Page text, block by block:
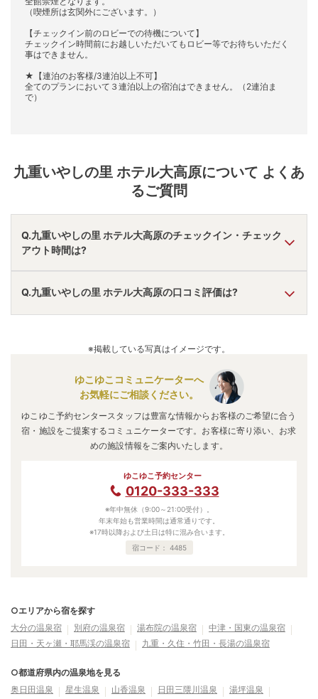
（喫煙所は玄関外にございます。）
【チェックイン前のロビーでの待機について】
チェックイン時間前にお越しいただいてもロビー等でお待ちいただく
事はできません。
★【連泊のお客様/3連泊以上不可】
全てのプランにおいて３連泊以上の宿泊はできません。（2連泊ま
で）
九重いやしの里 ホテル大高原について よくあ
るご質問
Q.九重いやしの里 ホテル大高原のチェックイン・チェック
アウト時間は?
A. チェックインは 15:30~19:00、チェックアウトは〜
10:00
です。
※プランによって異なる場合があります。
Q.九重いやしの里 ホテル大高原の口コミ評価は?
口コミ情報の詳細はこちら。
※掲載している写真はイメージです。
ゆこゆこコミュニケーターへ
お気軽にご相談ください。
ゆこゆこ予約センタースタッフは豊富な情報からお客様のご希望に合う
宿・施設をご提案するコミュニケーターです。お客様に寄り添い、お求
めの施設情報をご案内いたします。
ゆこゆこ予約センター
0120-333-333
※年中無休（9:00～21:00受付）。
年末年始も営業時間は通常通りです。
※17時以降および土日は特に混み合います。
宿コード： 4485
○エリアから宿を探す
大分の温泉宿
別府の温泉宿 湯布院の温泉宿
中津・国東の温泉宿
日田・天ヶ瀬・耶馬渓の温泉宿
九重・久住・竹田・長湯の温泉宿
○都道府県内の温泉地を見る
奥日田温泉
星生温泉 山香温泉 日田三隈川温泉
湯坪温泉